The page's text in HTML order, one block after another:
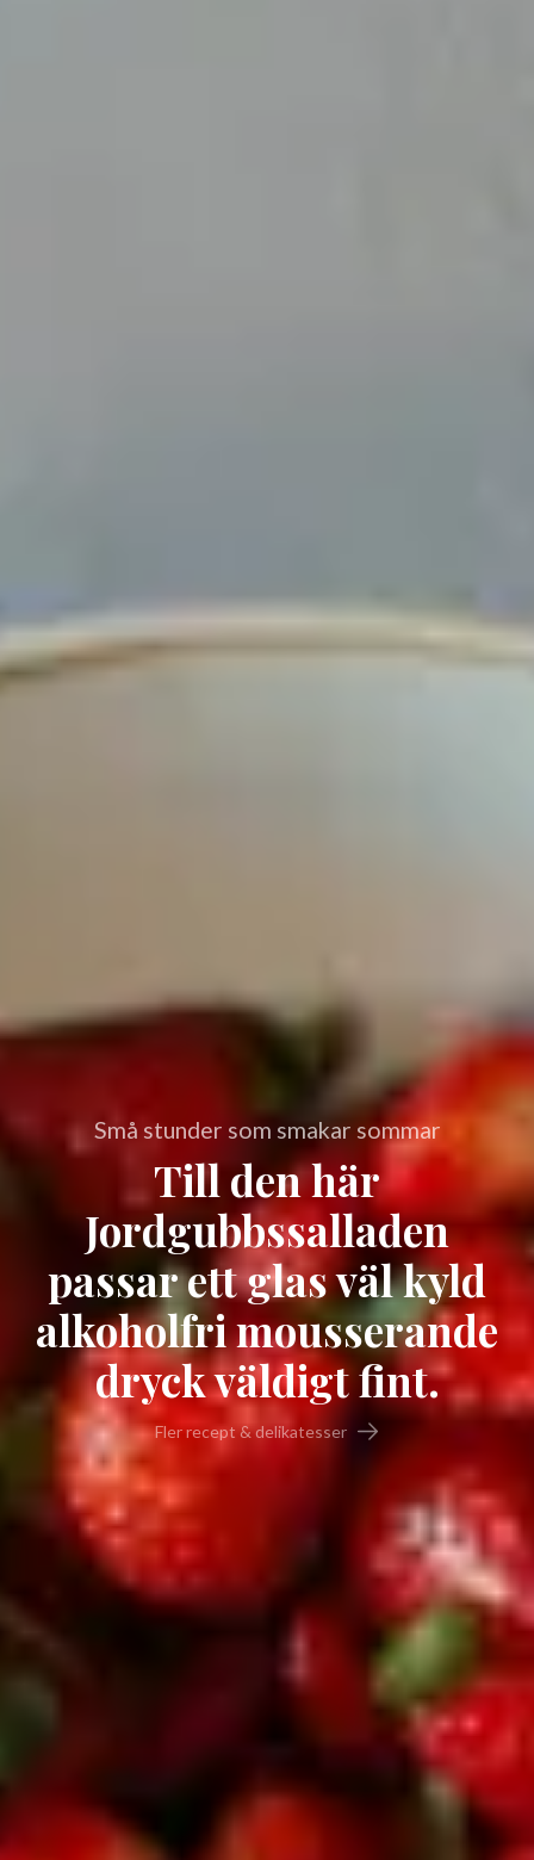
Små stunder som smakar sommar
Till den här
Jordgubbssalladen
passar ett glas väl kyld
alkoholfri mousserande
dryck väldigt fint.
Fler recept & delikatesser